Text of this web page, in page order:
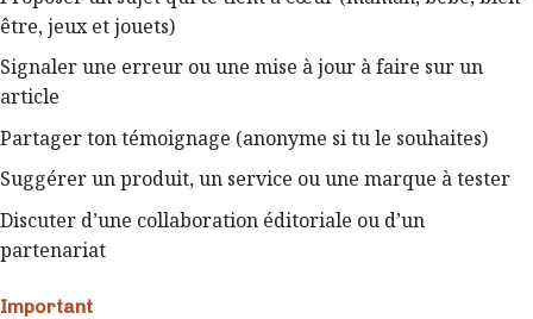
être, jeux et jouets)
Signaler une erreur ou une mise à jour à faire sur un
article
Partager ton témoignage (anonyme si tu le souhaites)
Suggérer un produit, un service ou une marque à tester
Discuter d’une collaboration éditoriale ou d’un
partenariat
Important